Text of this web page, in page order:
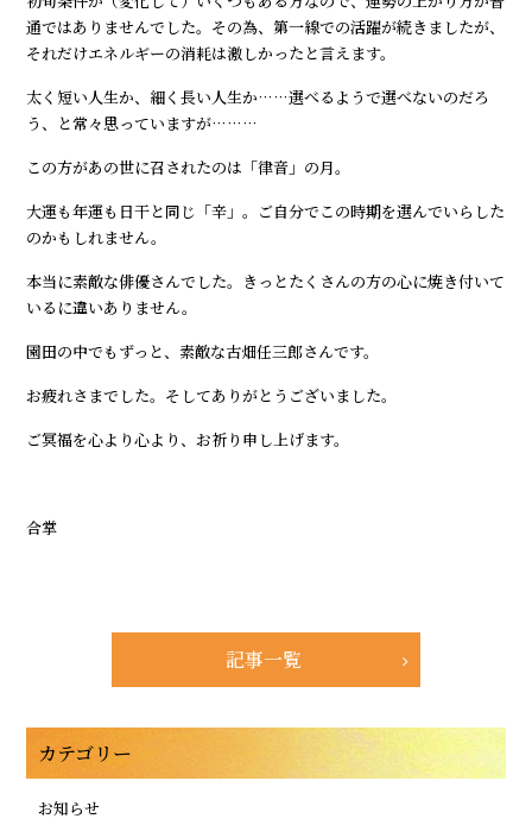
通ではありませんでした。その為、第一線での活躍が続きましたが、
それだけエネルギーの消耗は激しかったと言えます。
太く短い人生か、細く長い人生か……選べるようで選べないのだろ
う、と常々思っていますが………
この方があの世に召されたのは「律音」の月。
大運も年運も日干と同じ「辛」。ご自分でこの時期を選んでいらした
のかもしれません。
本当に素敵な俳優さんでした。きっとたくさんの方の心に焼き付いて
いるに違いありません。
園田の中でもずっと、素敵な古畑任三郎さんです。
お疲れさまでした。そしてありがとうございました。
ご冥福を心より心より、お祈り申し上げます。
合掌
記事一覧
カテゴリー
お知らせ